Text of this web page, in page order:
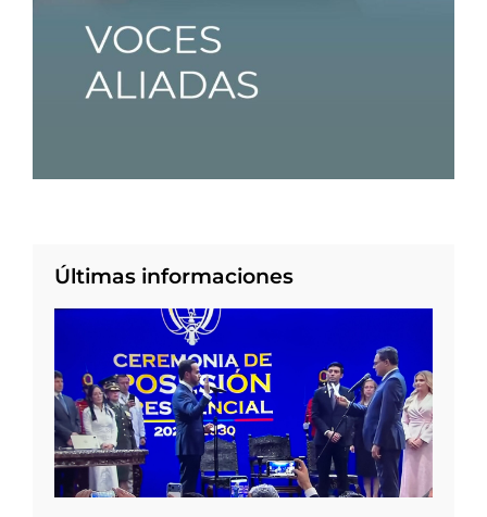
Últimas informaciones